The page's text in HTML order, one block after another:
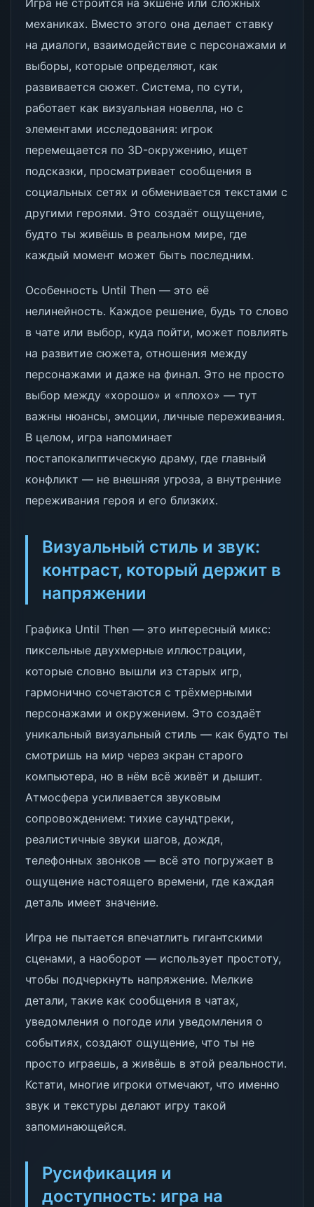
Игра не строится на экшене или сложных
механиках. Вместо этого она делает ставку
на диалоги, взаимодействие с персонажами и
выборы, которые определяют, как
развивается сюжет. Система, по сути,
работает как визуальная новелла, но с
элементами исследования: игрок
перемещается по 3D-окружению, ищет
подсказки, просматривает сообщения в
социальных сетях и обменивается текстами с
другими героями. Это создаёт ощущение,
будто ты живёшь в реальном мире, где
каждый момент может быть последним.
Особенность Until Then — это её
нелинейность. Каждое решение, будь то слово
в чате или выбор, куда пойти, может повлиять
на развитие сюжета, отношения между
персонажами и даже на финал. Это не просто
выбор между «хорошо» и «плохо» — тут
важны нюансы, эмоции, личные переживания.
В целом, игра напоминает
постапокалиптическую драму, где главный
конфликт — не внешняя угроза, а внутренние
переживания героя и его близких.
Визуальный стиль и звук:
контраст, который держит в
напряжении
Графика Until Then — это интересный микс:
пиксельные двухмерные иллюстрации,
которые словно вышли из старых игр,
гармонично сочетаются с трёхмерными
персонажами и окружением. Это создаёт
уникальный визуальный стиль — как будто ты
смотришь на мир через экран старого
компьютера, но в нём всё живёт и дышит.
Атмосфера усиливается звуковым
сопровождением: тихие саундтреки,
реалистичные звуки шагов, дождя,
телефонных звонков — всё это погружает в
ощущение настоящего времени, где каждая
деталь имеет значение.
Игра не пытается впечатлить гигантскими
сценами, а наоборот — использует простоту,
чтобы подчеркнуть напряжение. Мелкие
детали, такие как сообщения в чатах,
уведомления о погоде или уведомления о
событиях, создают ощущение, что ты не
просто играешь, а живёшь в этой реальности.
Кстати, многие игроки отмечают, что именно
звук и текстуры делают игру такой
запоминающейся.
Русификация и
доступность: игра на